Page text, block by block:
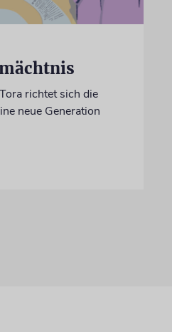
richtet sich die
neue Generation